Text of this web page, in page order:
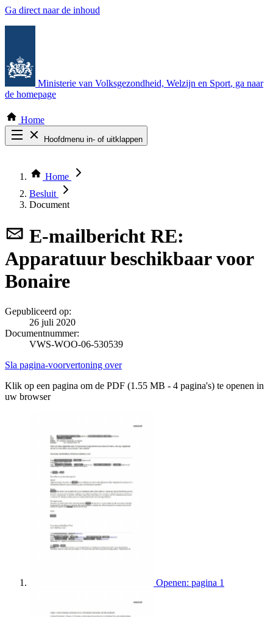
Ga direct naar de inhoud
Ministerie van Volksgezondheid, Welzijn en Sport, ga naar
de homepage
Home
Hoofdmenu in- of uitklappen
Thema COVID-19
Bekijk per bestuursorgaan
Home
Besluit
Document
E-mailbericht RE:
Apparatuur beschikbaar voor
Bonaire
Gepubliceerd op:
26 juli 2020
Documentnummer:
VWS-WOO-06-530539
Sla pagina-voorvertoning over
Klik op een pagina om de PDF (1.55 MB - 4 pagina's) te openen in
uw browser
Openen: pagina 1